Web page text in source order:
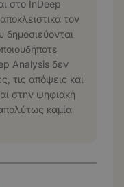
στο InDeep
τον
δημοσιεύονται
Analysis δεν
τις απόψεις και
στην ψηφιακή
καμία